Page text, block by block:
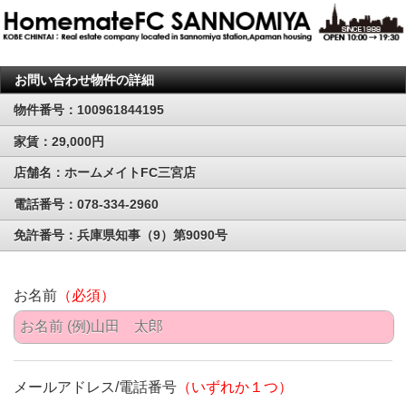
お問い合わせ物件の詳細
物件番号：100961844195
家賃：29,000円
店舗名：ホームメイトFC三宮店
電話番号：078-334-2960
免許番号：兵庫県知事（9）第9090号
お名前 （必須）
メールアドレス/電話番号 （いずれか１つ）